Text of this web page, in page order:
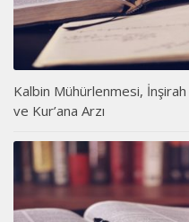
Kalbin Mühürlenmesi,
ve Kur’ana Arzı